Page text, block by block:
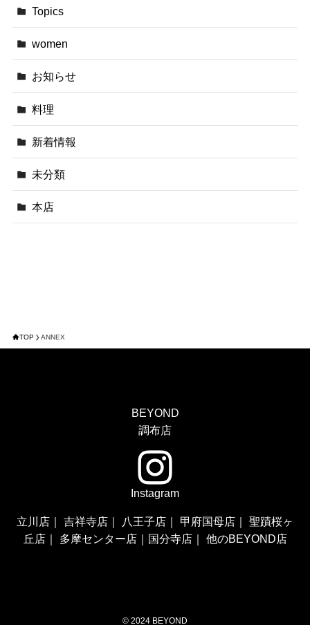
Topics
women
お知らせ
料理
新着情報
未分類
本店
TOP ANNEX
BEYOND
調布店
Instagram
立川店 ｜ 吉祥寺店 ｜ 八王子店 ｜ 甲府国母店 ｜ 聖蹟桜ヶ
丘店｜ 多摩センター店｜ 国分寺店｜ 他のBEYOND店
© 2024 BEYOND